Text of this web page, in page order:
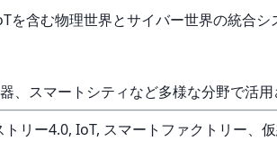
含む物理世界とサイバー世界の統合シ
スマートシティなど多様な分野で活用
リー4.0, IoT, スマートファクトリー、